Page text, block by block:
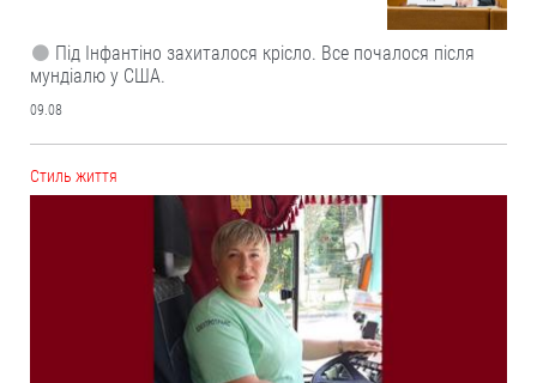
Під Інфантіно захиталося крісло. Все почалося після
мундіалю у США.
09.08
Cтиль життя